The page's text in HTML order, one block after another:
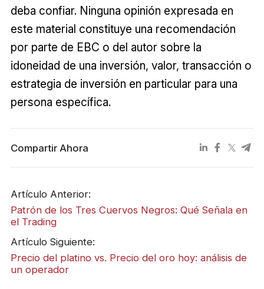
deba confiar. Ninguna opinión expresada en
este material constituye una recomendación
por parte de EBC o del autor sobre la
idoneidad de una inversión, valor, transacción o
estrategia de inversión en particular para una
persona específica.
Compartir Ahora
Artículo Anterior:
Patrón de los Tres Cuervos Negros: Qué Señala en
el Trading
Artículo Siguiente:
Precio del platino vs. Precio del oro hoy: análisis de
un operador